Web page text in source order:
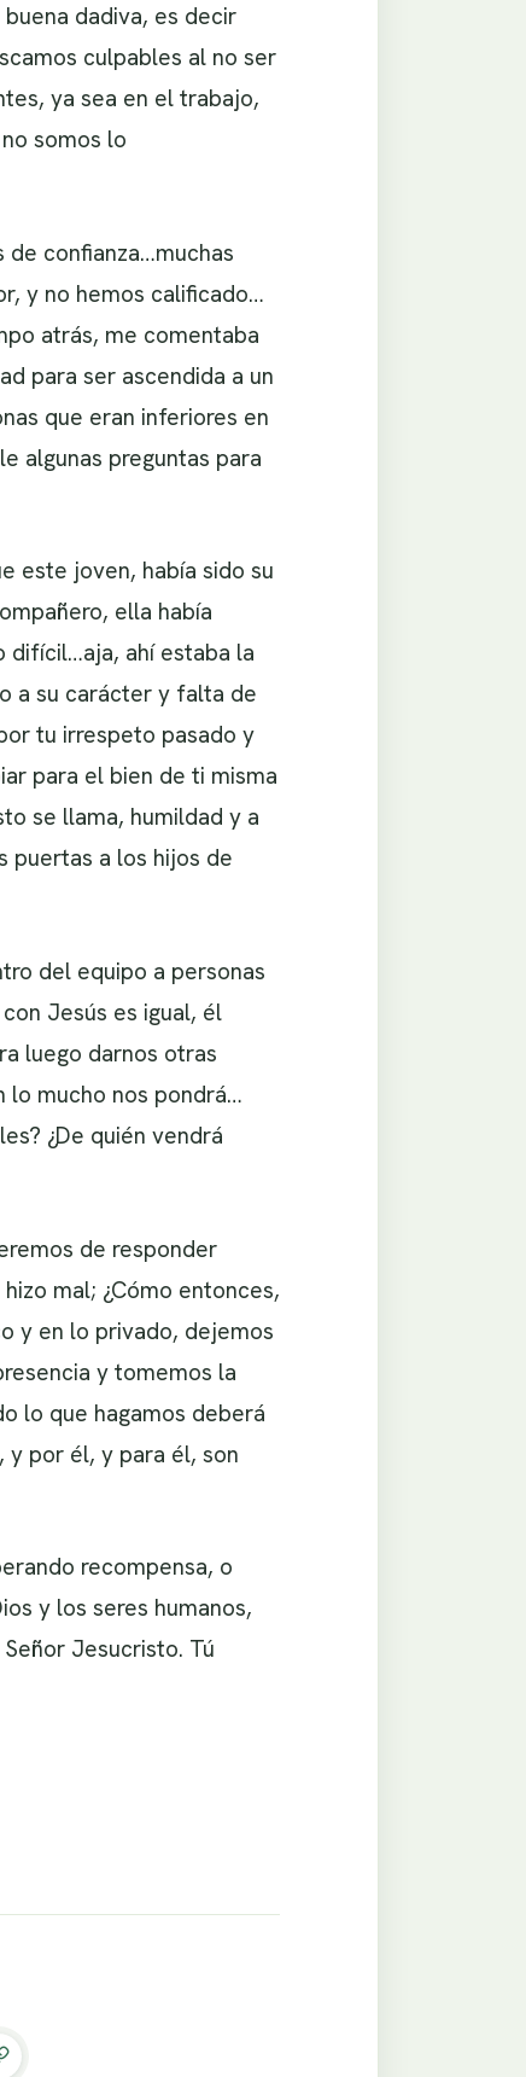
dadiva, es decir
culpables al no ser
ya sea en el trabajo,
somos lo
de confianza…muchas
y no hemos calificado…
atrás, me comentaba
para ser ascendida a un
que eran inferiores en
algunas preguntas para
este joven, había sido su
ella había
difícil…aja, ahí estaba la
a su carácter y falta de
tu irrespeto pasado y
para el bien de ti misma
se llama, humildad y a
puertas a los hijos de
del equipo a personas
Jesús es igual, él
luego darnos otras
lo mucho nos pondrá…
¿De quién vendrá
de responder
mal; ¿Cómo entonces,
y en lo privado, dejemos
y tomemos la
lo que hagamos deberá
y por él, y para él, son
recompensa, o
y los seres humanos,
Jesucristo. Tú